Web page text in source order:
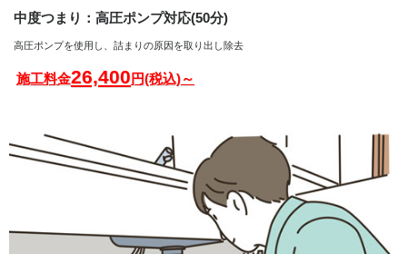
中度つまり：高圧ポンプ対応(50分)
高圧ポンプを使用し、詰まりの原因を取り出し除去
施工料金26,400円(税込)～